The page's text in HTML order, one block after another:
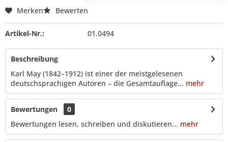
Merken Bewerten
Artikel-Nr.: 01.0494
Beschreibung
Karl May (1842–1912) ist einer der meistgelesenen
deutschsprachigen Autoren – die Gesamtauflage... mehr
Bewertungen
0
Bewertungen lesen, schreiben und diskutieren... mehr